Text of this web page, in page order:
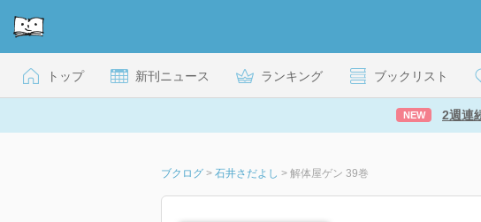
トップ 新刊ニュース ランキング ブックリスト
NEW 2週連
ブクログ > 石井さだよし > 解体屋ゲン 39巻